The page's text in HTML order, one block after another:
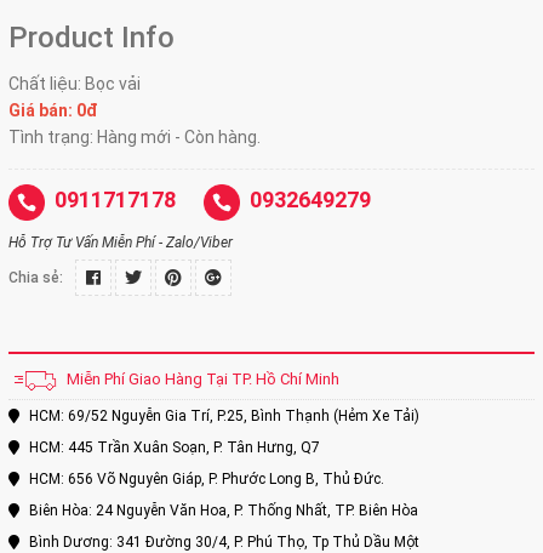
Product Info
Chất liệu: Bọc vải
Giá bán: 0đ
Tình trạng: Hàng mới - Còn hàng.
0911717178 0932649279
Hỗ Trợ Tư Vấn Miễn Phí - Zalo/Viber
Chia sẻ:
Miễn Phí Giao Hàng Tại TP. Hồ Chí Minh
HCM: 69/52 Nguyễn Gia Trí, P.25, Bình Thạnh (Hẻm Xe Tải)
HCM: 445 Trần Xuân Soạn, P. Tân Hưng, Q7
HCM: 656 Võ Nguyên Giáp, P. Phước Long B, Thủ Đức.
Biên Hòa: 24 Nguyễn Văn Hoa, P. Thống Nhất, TP. Biên Hòa
Bình Dương: 341 Đường 30/4, P. Phú Thọ, Tp Thủ Dầu Một